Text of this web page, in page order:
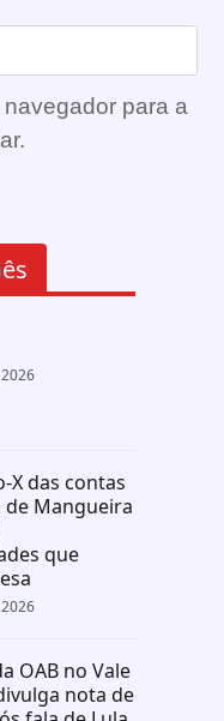
para a
X das contas
de Mangueira
que
OAB no Vale
nota de